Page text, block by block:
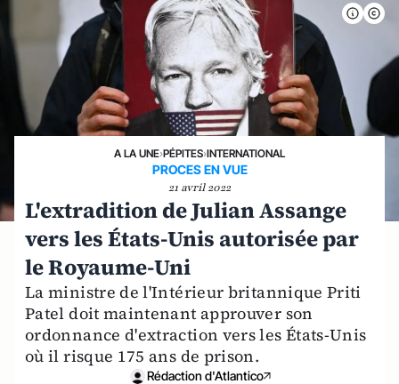
A LA UNE›PÉPITES›INTERNATIONAL
PROCES EN VUE
21 avril 2022
L'extradition de Julian Assange
vers les États-Unis autorisée par
le Royaume-Uni
La ministre de l'Intérieur britannique Priti
Patel doit maintenant approuver son
ordonnance d'extraction vers les États-Unis
où il risque 175 ans de prison.
Rédaction d'Atlantico